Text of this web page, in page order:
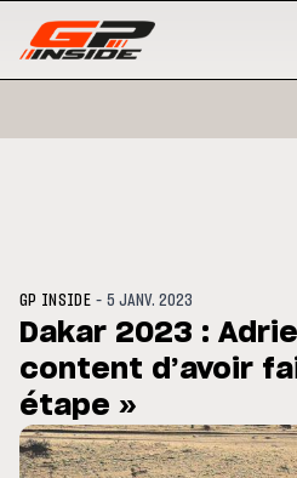
: Horaires et
du GP de Grande-
GP INSIDE -5 JANV. 2023
Dakar 2023 :
content d’avoir
étape »